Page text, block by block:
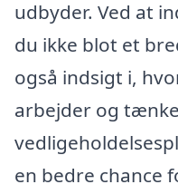
udbyder. Ved at
du ikke blot et
også indsigt i,
arbejder og
en bedre chance